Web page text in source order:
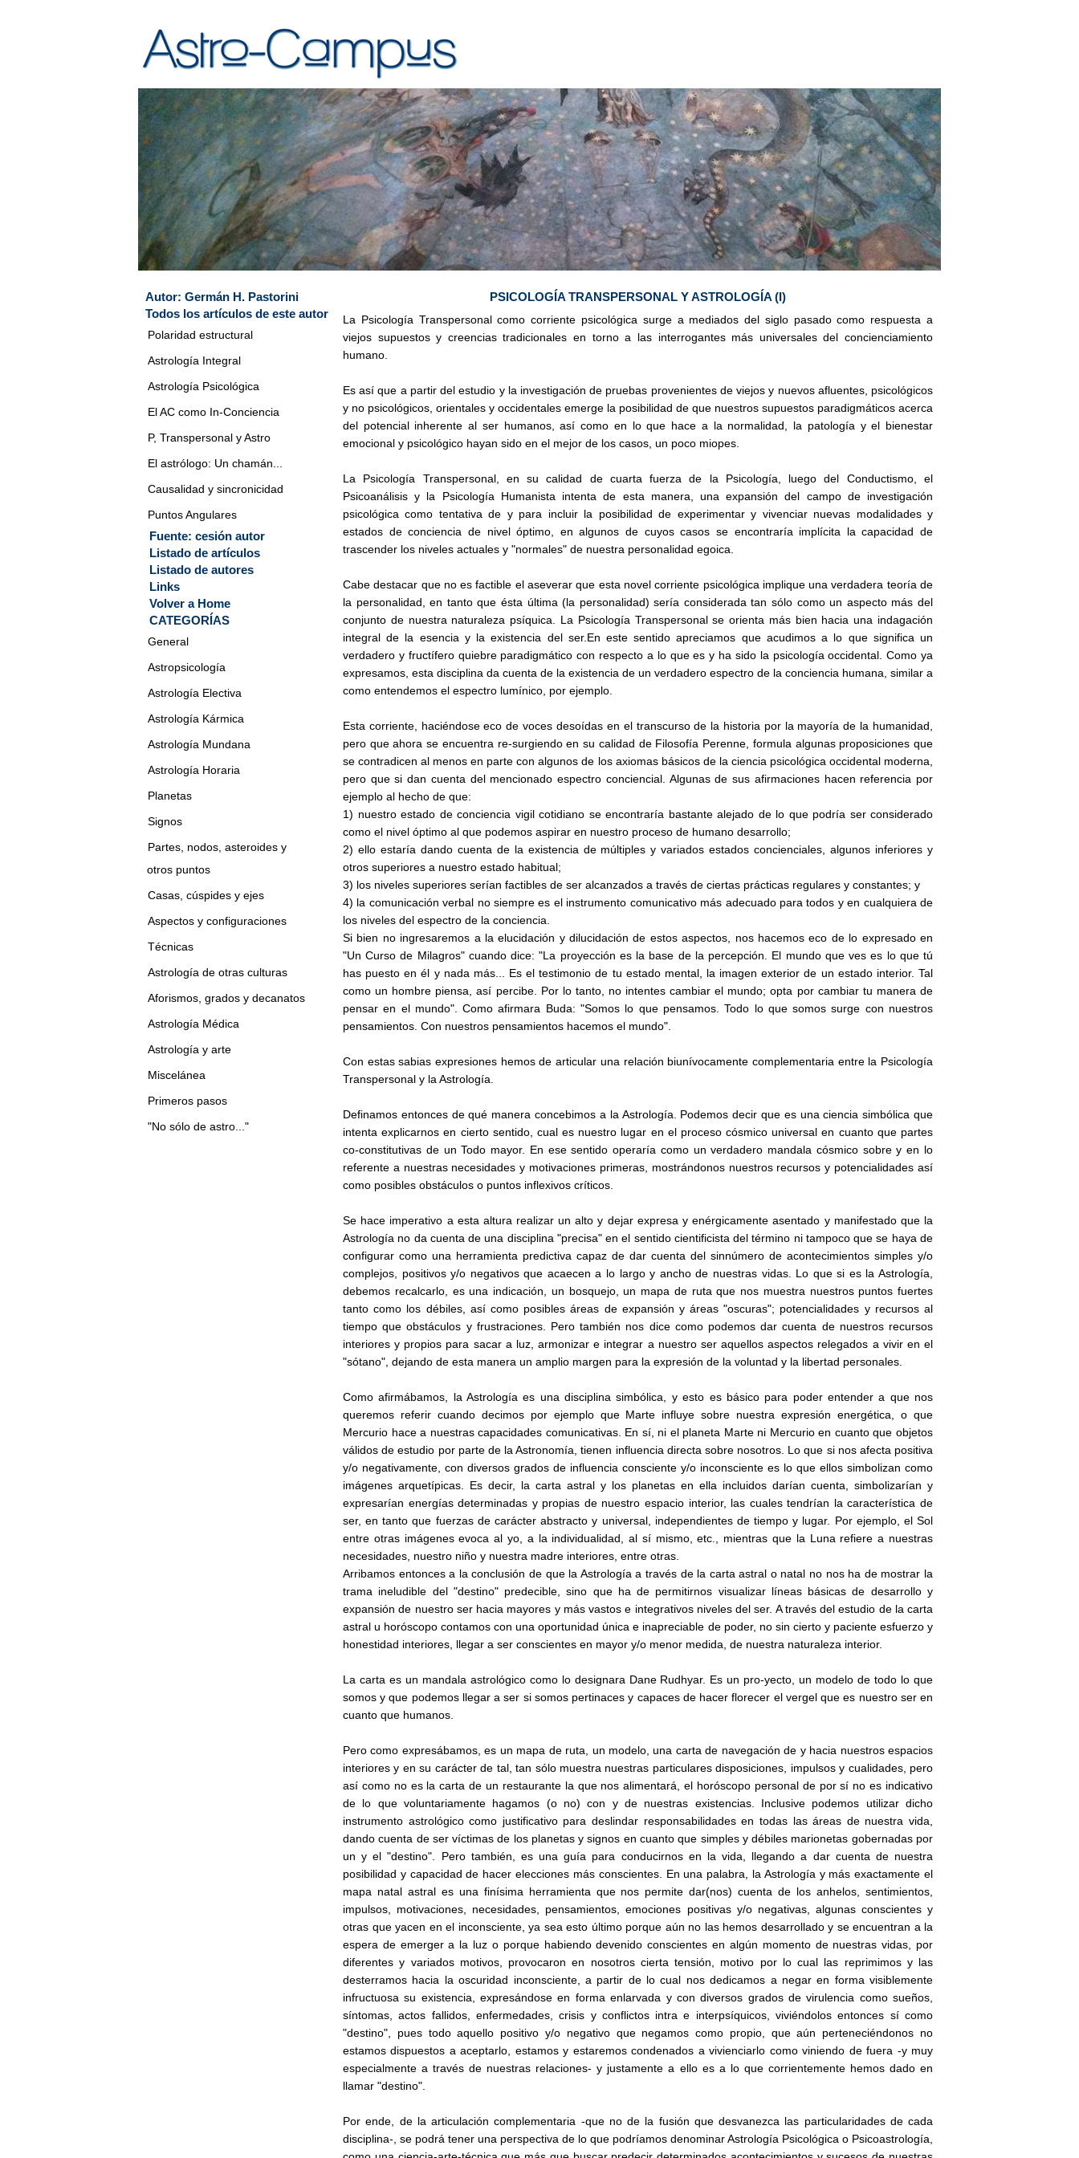
Autor: Germán H. Pastorini
Todos los artículos de este autor
Polaridad estructural
Astrología Integral
Astrología Psicológica
El AC como In-Conciencia
P, Transpersonal y Astro
El astrólogo: Un chamán...
Causalidad y sincronicidad
Puntos Angulares
Fuente: cesión autor
Listado de artículos
Listado de autores
Links
Volver a Home
CATEGORÍAS
General
Astropsicología
Astrología Electiva
Astrología Kármica
Astrología Mundana
Astrología Horaria
Planetas
Signos
Partes, nodos, asteroides y
otros puntos
Casas, cúspides y ejes
Aspectos y configuraciones
Técnicas
Astrología de otras culturas
Aforismos, grados y decanatos
Astrología Médica
Astrología y arte
Miscelánea
Primeros pasos
"No sólo de astro..."
PSICOLOGÍA TRANSPERSONAL Y ASTROLOGÍA (I)
La Psicología Transpersonal como corriente psicológica surge a mediados del siglo pasado como respuesta a
viejos supuestos y creencias tradicionales en torno a las interrogantes más universales del concienciamiento
humano.
Es así que a partir del estudio y la investigación de pruebas provenientes de viejos y nuevos afluentes, psicológicos
y no psicológicos, orientales y occidentales emerge la posibilidad de que nuestros supuestos paradigmáticos acerca
del potencial inherente al ser humanos, así como en lo que hace a la normalidad, la patología y el bienestar
emocional y psicológico hayan sido en el mejor de los casos, un poco miopes.
La Psicología Transpersonal, en su calidad de cuarta fuerza de la Psicología, luego del Conductismo, el
Psicoanálisis y la Psicología Humanista intenta de esta manera, una expansión del campo de investigación
psicológica como tentativa de y para incluir la posibilidad de experimentar y vivenciar nuevas modalidades y
estados de conciencia de nivel óptimo, en algunos de cuyos casos se encontraría implícita la capacidad de
trascender los niveles actuales y "normales" de nuestra personalidad egoica.
Cabe destacar que no es factible el aseverar que esta novel corriente psicológica implique una verdadera teoría de
la personalidad, en tanto que ésta última (la personalidad) sería considerada tan sólo como un aspecto más del
conjunto de nuestra naturaleza psíquica. La Psicología Transpersonal se orienta más bien hacia una indagación
integral de la esencia y la existencia del ser.En este sentido apreciamos que acudimos a lo que significa un
verdadero y fructífero quiebre paradigmático con respecto a lo que es y ha sido la psicología occidental. Como ya
expresamos, esta disciplina da cuenta de la existencia de un verdadero espectro de la conciencia humana, similar a
como entendemos el espectro lumínico, por ejemplo.
Esta corriente, haciéndose eco de voces desoídas en el transcurso de la historia por la mayoría de la humanidad,
pero que ahora se encuentra re-surgiendo en su calidad de Filosofía Perenne, formula algunas proposiciones que
se contradicen al menos en parte con algunos de los axiomas básicos de la ciencia psicológica occidental moderna,
pero que si dan cuenta del mencionado espectro conciencial. Algunas de sus afirmaciones hacen referencia por
ejemplo al hecho de que:
1) nuestro estado de conciencia vigil cotidiano se encontraría bastante alejado de lo que podría ser considerado
como el nivel óptimo al que podemos aspirar en nuestro proceso de humano desarrollo;
2) ello estaría dando cuenta de la existencia de múltiples y variados estados concienciales, algunos inferiores y
otros superiores a nuestro estado habitual;
3) los niveles superiores serían factibles de ser alcanzados a través de ciertas prácticas regulares y constantes; y
4) la comunicación verbal no siempre es el instrumento comunicativo más adecuado para todos y en cualquiera de
los niveles del espectro de la conciencia.
Si bien no ingresaremos a la elucidación y dilucidación de estos aspectos, nos hacemos eco de lo expresado en
"Un Curso de Milagros" cuando dice: "La proyección es la base de la percepción. El mundo que ves es lo que tú
has puesto en él y nada más... Es el testimonio de tu estado mental, la imagen exterior de un estado interior. Tal
como un hombre piensa, así percibe. Por lo tanto, no intentes cambiar el mundo; opta por cambiar tu manera de
pensar en el mundo". Como afirmara Buda: "Somos lo que pensamos. Todo lo que somos surge con nuestros
pensamientos. Con nuestros pensamientos hacemos el mundo".
Con estas sabias expresiones hemos de articular una relación biunívocamente complementaria entre la Psicología
Transpersonal y la Astrología.
Definamos entonces de qué manera concebimos a la Astrología. Podemos decir que es una ciencia simbólica que
intenta explicarnos en cierto sentido, cual es nuestro lugar en el proceso cósmico universal en cuanto que partes
co-constitutivas de un Todo mayor. En ese sentido operaría como un verdadero mandala cósmico sobre y en lo
referente a nuestras necesidades y motivaciones primeras, mostrándonos nuestros recursos y potencialidades así
como posibles obstáculos o puntos inflexivos críticos.
Se hace imperativo a esta altura realizar un alto y dejar expresa y enérgicamente asentado y manifestado que la
Astrología no da cuenta de una disciplina "precisa" en el sentido cientificista del término ni tampoco que se haya de
configurar como una herramienta predictiva capaz de dar cuenta del sinnúmero de acontecimientos simples y/o
complejos, positivos y/o negativos que acaecen a lo largo y ancho de nuestras vidas. Lo que si es la Astrología,
debemos recalcarlo, es una indicación, un bosquejo, un mapa de ruta que nos muestra nuestros puntos fuertes
tanto como los débiles, así como posibles áreas de expansión y áreas "oscuras"; potencialidades y recursos al
tiempo que obstáculos y frustraciones. Pero también nos dice como podemos dar cuenta de nuestros recursos
interiores y propios para sacar a luz, armonizar e integrar a nuestro ser aquellos aspectos relegados a vivir en el
"sótano", dejando de esta manera un amplio margen para la expresión de la voluntad y la libertad personales.
Como afirmábamos, la Astrología es una disciplina simbólica, y esto es básico para poder entender a que nos
queremos referir cuando decimos por ejemplo que Marte influye sobre nuestra expresión energética, o que
Mercurio hace a nuestras capacidades comunicativas. En sí, ni el planeta Marte ni Mercurio en cuanto que objetos
válidos de estudio por parte de la Astronomía, tienen influencia directa sobre nosotros. Lo que si nos afecta positiva
y/o negativamente, con diversos grados de influencia consciente y/o inconsciente es lo que ellos simbolizan como
imágenes arquetípicas. Es decir, la carta astral y los planetas en ella incluidos darían cuenta, simbolizarían y
expresarían energías determinadas y propias de nuestro espacio interior, las cuales tendrían la característica de
ser, en tanto que fuerzas de carácter abstracto y universal, independientes de tiempo y lugar. Por ejemplo, el Sol
entre otras imágenes evoca al yo, a la individualidad, al sí mismo, etc., mientras que la Luna refiere a nuestras
necesidades, nuestro niño y nuestra madre interiores, entre otras.
Arribamos entonces a la conclusión de que la Astrología a través de la carta astral o natal no nos ha de mostrar la
trama ineludible del "destino" predecible, sino que ha de permitirnos visualizar líneas básicas de desarrollo y
expansión de nuestro ser hacia mayores y más vastos e integrativos niveles del ser. A través del estudio de la carta
astral u horóscopo contamos con una oportunidad única e inapreciable de poder, no sin cierto y paciente esfuerzo y
honestidad interiores, llegar a ser conscientes en mayor y/o menor medida, de nuestra naturaleza interior.
La carta es un mandala astrológico como lo designara Dane Rudhyar. Es un pro-yecto, un modelo de todo lo que
somos y que podemos llegar a ser si somos pertinaces y capaces de hacer florecer el vergel que es nuestro ser en
cuanto que humanos.
Pero como expresábamos, es un mapa de ruta, un modelo, una carta de navegación de y hacia nuestros espacios
interiores y en su carácter de tal, tan sólo muestra nuestras particulares disposiciones, impulsos y cualidades, pero
así como no es la carta de un restaurante la que nos alimentará, el horóscopo personal de por sí no es indicativo
de lo que voluntariamente hagamos (o no) con y de nuestras existencias. Inclusive podemos utilizar dicho
instrumento astrológico como justificativo para deslindar responsabilidades en todas las áreas de nuestra vida,
dando cuenta de ser víctimas de los planetas y signos en cuanto que simples y débiles marionetas gobernadas por
un y el "destino". Pero también, es una guía para conducirnos en la vida, llegando a dar cuenta de nuestra
posibilidad y capacidad de hacer elecciones más conscientes. En una palabra, la Astrología y más exactamente el
mapa natal astral es una finísima herramienta que nos permite dar(nos) cuenta de los anhelos, sentimientos,
impulsos, motivaciones, necesidades, pensamientos, emociones positivas y/o negativas, algunas conscientes y
otras que yacen en el inconsciente, ya sea esto último porque aún no las hemos desarrollado y se encuentran a la
espera de emerger a la luz o porque habiendo devenido conscientes en algún momento de nuestras vidas, por
diferentes y variados motivos, provocaron en nosotros cierta tensión, motivo por lo cual las reprimimos y las
desterramos hacia la oscuridad inconsciente, a partir de lo cual nos dedicamos a negar en forma visiblemente
infructuosa su existencia, expresándose en forma enlarvada y con diversos grados de virulencia como sueños,
síntomas, actos fallidos, enfermedades, crisis y conflictos intra e interpsíquicos, viviéndolos entonces sí como
"destino", pues todo aquello positivo y/o negativo que negamos como propio, que aún perteneciéndonos no
estamos dispuestos a aceptarlo, estamos y estaremos condenados a vivienciarlo como viniendo de fuera -y muy
especialmente a través de nuestras relaciones- y justamente a ello es a lo que corrientemente hemos dado en
llamar "destino".
Por ende, de la articulación complementaria -que no de la fusión que desvanezca las particularidades de cada
disciplina-, se podrá tener una perspectiva de lo que podríamos denominar Astrología Psicológica o Psicoastrología,